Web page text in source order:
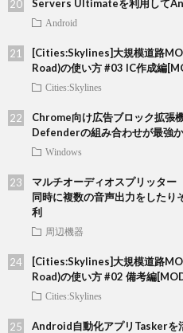
Servers Ultimateを利用して
Android
[Cities:Skylines]大規模道路
Road)の使い方 #03 IC作成編
Cities:Skylines
Chrome向け広告ブロック拡
Defenderの組み合わせが最強
Windows
マルチオーディオスプリッター
同時に複数の音声出力をしたり
利
周辺機器
[Cities:Skylines]大規模道路
Road)の使い方 #02 備考編
Cities:Skylines
Android自動化アプリTaskerを